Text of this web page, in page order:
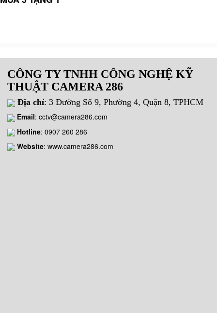
CÔNG TY TNHH CÔNG NGHỆ KỸ
THUẬT CAMERA 286
Địa chỉ: 3 Đường Số 9, Phường 4, Quận 8, TPHCM
Email: cctv@camera286.com
Hotline: 0907 260 286
Website: www.camera286.com